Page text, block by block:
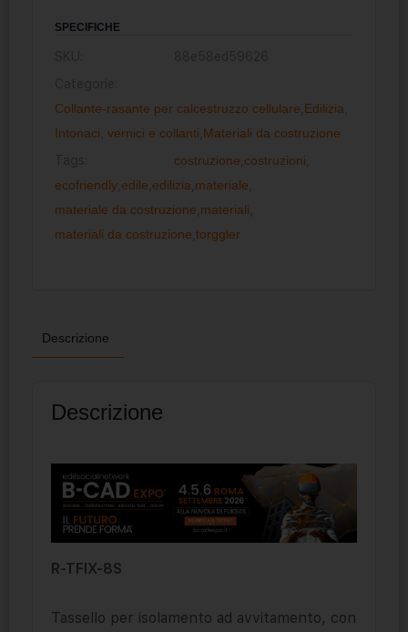
SPECIFICHE
Collante-rasante per calcestruzzo cellulare Edilizia
Intonaci, vernici e collanti Materiali da costruzione
costruzione costruzioni
ecofriendly edile edilizia materiale
materiale da costruzione materiali
materiali da costruzione torggler
Descrizione
Descrizione
R-TFIX-8S
Tassello per isolamento ad avvitamento, con